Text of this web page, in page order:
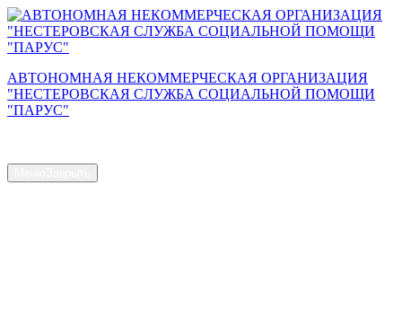
Перейти
к
содержимому
АВТОНОМНАЯ НЕКОММЕРЧЕСКАЯ ОРГАНИЗАЦИЯ
"НЕСТЕРОВСКАЯ СЛУЖБА СОЦИАЛЬНОЙ ПОМОЩИ
"ПАРУС"